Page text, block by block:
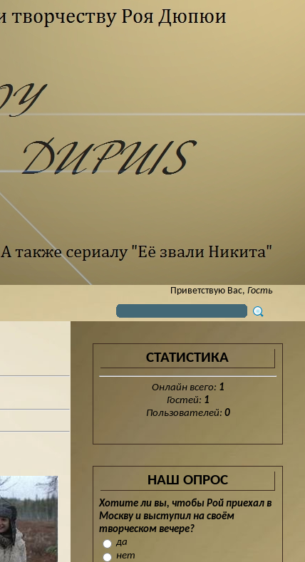
Приветствую Вас, Гость
СТАТИСТИКА
Онлайн всего: 1
Гостей: 1
Пользователей: 0
НАШ ОПРОС
Хотите ли вы, чтобы Рой приехал в
Москву и выступил на своём
творческом вечере?
да
нет